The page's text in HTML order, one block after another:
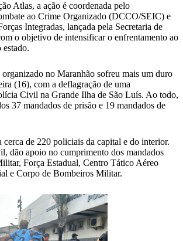
Atlas, a ação é coordenada pelo
ao Crime Organizado (DCCO/SEIC) e
Integradas, lançada pela Secretaria de
o objetivo de intensificar o enfrentamento ao
no Maranhão sofreu mais um duro
(16), com a deflagração de uma
Civil na Grande Ilha de São Luís. Ao todo,
37 mandados de prisão e 19 mandados de
cerca de 220 policiais da capital e do interior.
dão apoio no cumprimento dos mandados
Força Estadual, Centro Tático Aéreo
e Corpo de Bombeiros Militar.